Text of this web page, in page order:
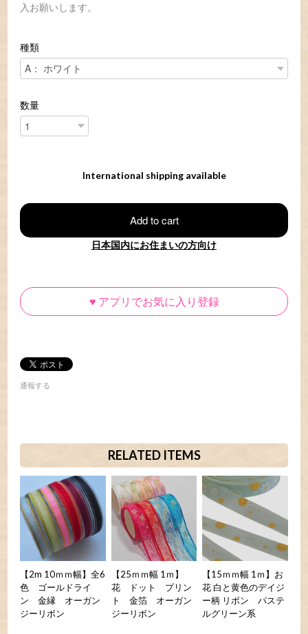
入お願いします。
種類
数量
International shipping available
Add to cart
日本国内にお住まいの方向け
♥ アプリでお気に入り登録
通報する
RELATED ITEMS
【2m 10ｍｍ幅】全6
色 ゴールドライ
ン 金縁 オーガン
ジーリボン
【25ｍｍ幅 1ｍ】
花 ドット プリン
ト 金箔 オーガン
ジーリボン
【15ｍｍ幅 1ｍ】お
花 白と黄色のデイジ
ー柄 リボン パステ
ルグリーン系